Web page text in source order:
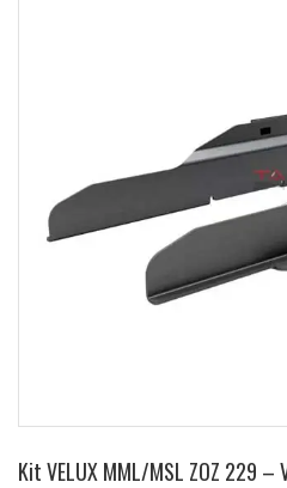
Kit VELUX MML/MSL ZOZ 229 –